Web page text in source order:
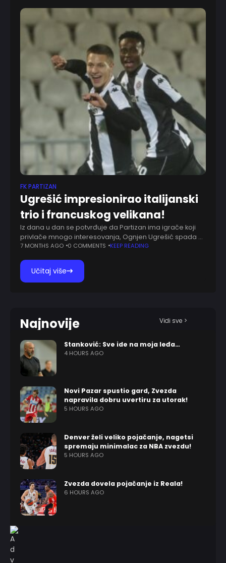
FK PARTIZAN
Ugrešić impresionirao italijanski
trio i francuskog velikana!
Iz dana u dan se potvrđuje da Partizan ima igrače koji
privlače mnogo interesovanja, Ognjen Ugrešić spada u
tu grupu. Zna se da je 19-godišnji vezista bio na oku
7 MONTHS AGO 0 COMMENTS KEEP READING
Učitaj više
Najnovije Vidi sve >
Stanković: Sve ide na moja leđa…
4 HOURS AGO
Novi Pazar spustio gard, Zvezda
napravila dobru uvertiru za utorak!
5 HOURS AGO
Denver želi veliko pojačanje, nagetsi
spremaju minimalac za NBA zvezdu!
5 HOURS AGO
Zvezda dovela pojačanje iz Reala!
6 HOURS AGO